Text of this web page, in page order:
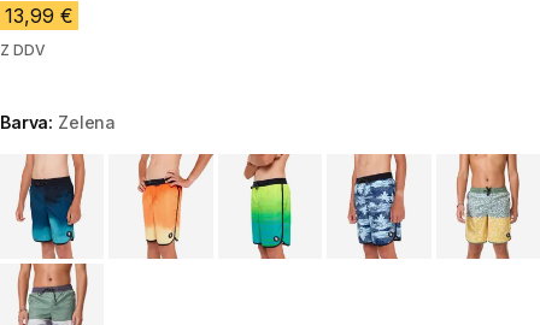
13,99 €
Z DDV
Barva: Zelena
Choose a variant